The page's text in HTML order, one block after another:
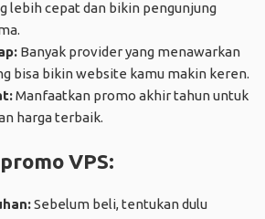
lebih cepat dan bikin pengunjung
Banyak provider yang menawarkan
bisa bikin website kamu makin keren.
Manfaatkan promo akhir tahun untuk
harga terbaik.
VPS:
Sebelum beli, tentukan dulu